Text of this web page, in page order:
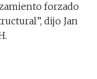
forzado
dijo Jan